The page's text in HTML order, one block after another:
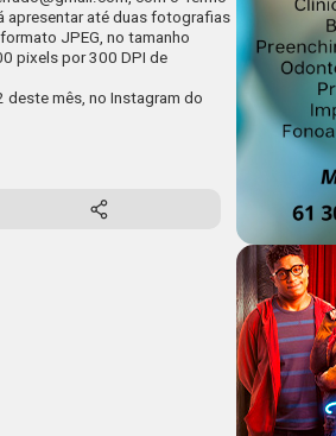
apresentar até duas fotografias
JPEG, no tamanho
pixels por 300 DPI de
mês, no Instagram do